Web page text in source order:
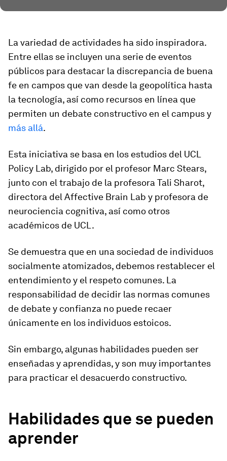
La variedad de actividades ha sido inspiradora.
Entre ellas se incluyen una serie de eventos
públicos para destacar la discrepancia de buena
fe en campos que van desde la geopolítica hasta
la tecnología, así como recursos en línea que
permiten un debate constructivo en el campus y
más allá.
Esta iniciativa se basa en los estudios del UCL
Policy Lab, dirigido por el profesor Marc Stears,
junto con el trabajo de la profesora Tali Sharot,
directora del Affective Brain Lab y profesora de
neurociencia cognitiva, así como otros
académicos de UCL.
Se demuestra que en una sociedad de individuos
socialmente atomizados, debemos restablecer el
entendimiento y el respeto comunes. La
responsabilidad de decidir las normas comunes
de debate y confianza no puede recaer
únicamente en los individuos estoicos.
Sin embargo, algunas habilidades pueden ser
enseñadas y aprendidas, y son muy importantes
para practicar el desacuerdo constructivo.
Habilidades que se pueden
aprender